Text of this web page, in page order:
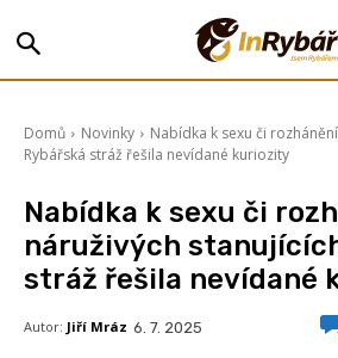
Domů Novinky
Nabídka k sexu či
Rybářská stráž řešila nevídané kuriozity
Nabídka k sexu či
náruživých
stráž řešila nevídané
Autor: Jiří Mráz 6. 7. 2025